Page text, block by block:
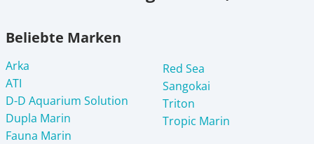
Beliebte Marken
Arka
ATI
D-D Aquarium Solution
Dupla Marin
Fauna Marin
Red Sea
Sangokai
Triton
Tropic Marin